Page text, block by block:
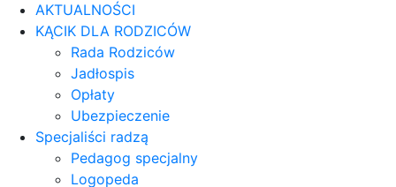
AKTUALNOŚCI
KĄCIK DLA RODZICÓW
Rada Rodziców
Jadłospis
Opłaty
Ubezpieczenie
Specjaliści radzą
Pedagog specjalny
Logopeda